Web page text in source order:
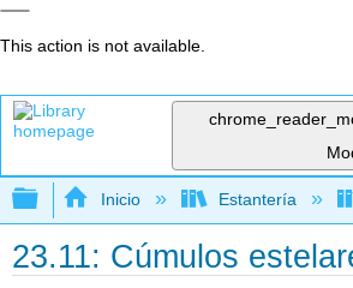
This action is not available.
Expandir/contraer
Inicio Estantería
23.11: Cúmulos